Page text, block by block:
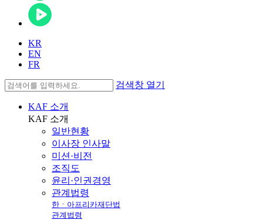
KR
EN
FR
검색창 열기
KAF 소개
KAF 소개
일반현황
이사장 인사말
미션·비전
조직도
윤리·인권경영
관계법령
한ㆍ아프리카재단법
관계법령